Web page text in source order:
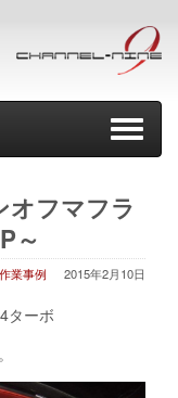
フマフラ
～
2015年2月10日
作業事例
ターボ